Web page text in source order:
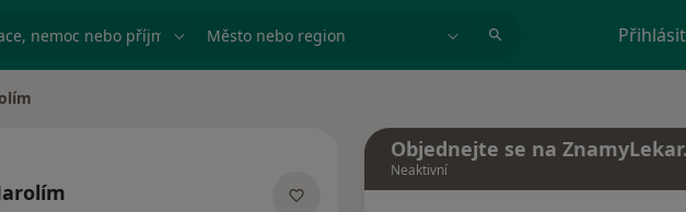
nemoc nebo příjmení Město nebo region
Objednejte se na
Neaktivní